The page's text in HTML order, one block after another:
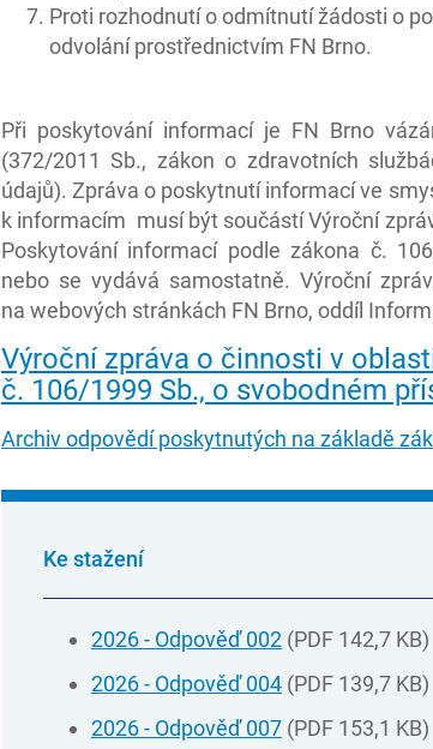
Proti rozhodnutí o odmítnutí žádosti o
odvolání prostřednictvím FN Brno.
Při poskytování informací je FN Brno
(372/2011 Sb., zákon o zdravotních
údajů). Zpráva o poskytnutí informací ve
k informacím musí být součástí Výroční
Poskytování informací podle zákona č.
nebo se vydává samostatně. Výroční
na webových stránkách FN Brno, oddíl
Výroční zpráva o činnosti v
č. 106/1999 Sb., o svobodném
Archiv odpovědí poskytnutých na základě
Ke stažení
2026 - Odpověď 002 (PDF 142,7 KB)
2026 - Odpověď 004 (PDF 139,7 KB)
2026 - Odpověď 007 (PDF 153,1 KB)